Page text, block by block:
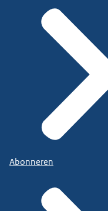
Abonneren